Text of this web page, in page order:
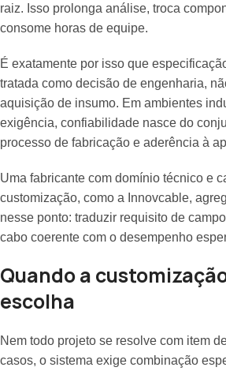
raiz. Isso prolonga análise, troca
consome horas de equipe.
É exatamente por isso que
tratada como decisão de engenharia,
aquisição de insumo. Em ambientes
exigência, confiabilidade nasce do
processo de fabricação e aderência à
Uma fabricante com domínio técnico e
customização, como a Innovcable,
nesse ponto: traduzir requisito de
cabo coerente com o desempenho
Quando a
escolha
Nem todo projeto se resolve com item
casos, o sistema exige combinação